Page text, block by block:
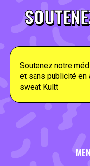
Soutenez notre
et sans publicité en
sweat Kultt